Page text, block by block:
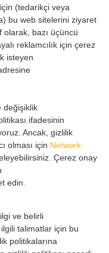
için (tedarikçi veya
bu web sitelerini ziyaret
bazı üçüncü
reklamcılık için çerez
isteyen
değişiklik
ifadesinin
Ancak, gizlilik
olması için Network
Çerez onay
edin.
ve belirli
talimatlar için bu
politikalarına